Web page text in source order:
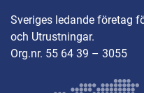
Sveriges ledande företag
och Utrustningar.
Org.nr. 55 64 39 – 3055